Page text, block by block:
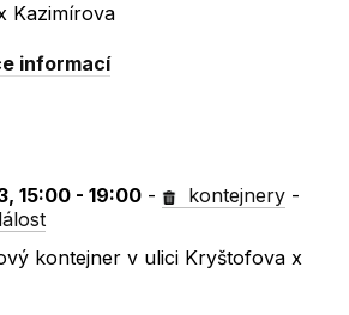
Kazimírova
informací
15:00 - 19:00 - kontejnery -
kontejner v ulici Kryštofova x